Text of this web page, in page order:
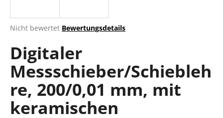
Die
Produktbewertung
ist
0,0
von
Sternen.
Nicht bewertet Bewertungsdetails
Digitaler
Messschieber/Schiebleh
re, 200/0,01 mm, mit
keramischen
W
r
e